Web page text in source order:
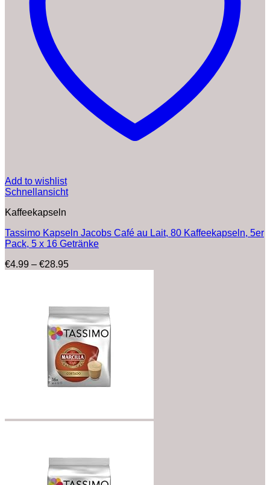
Add to wishlist
Schnellansicht
Kaffeekapseln
Tassimo Kapseln Jacobs Café au Lait, 80 Kaffeekapseln, 5er
Pack, 5 x 16 Getränke
€4.99 – €28.95Preisspanne: